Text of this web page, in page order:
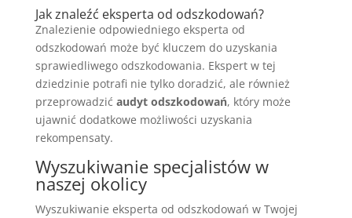
Jak znaleźć eksperta od odszkodowań?
Znalezienie odpowiedniego eksperta od
odszkodowań może być kluczem do uzyskania
sprawiedliwego odszkodowania. Ekspert w tej
dziedzinie potrafi nie tylko doradzić, ale również
przeprowadzić audyt odszkodowań, który może
ujawnić dodatkowe możliwości uzyskania
rekompensaty.
Wyszukiwanie specjalistów w
naszej okolicy
Wyszukiwanie eksperta od odszkodowań w Twojej